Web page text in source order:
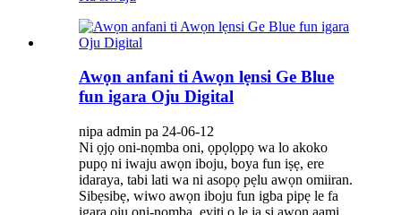
Awọn anfani ti Awọn lẹnsi Ge Blue
fun igara Oju Digital
nipa admin pa 24-06-12
Ni ọjọ oni-nọmba oni, ọpọlọpọ wa lo akoko
pupọ ni iwaju awọn iboju, boya fun iṣẹ, ere
idaraya, tabi lati wa ni asopọ pẹlu awọn omiiran.
Sibẹsibẹ, wiwo awọn iboju fun igba pipẹ le fa